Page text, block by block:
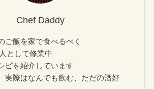
Chef Daddy
ご飯を家で食べるべく
として修業中
ピを紹介しています
実際はなんでも飲む、ただの酒好